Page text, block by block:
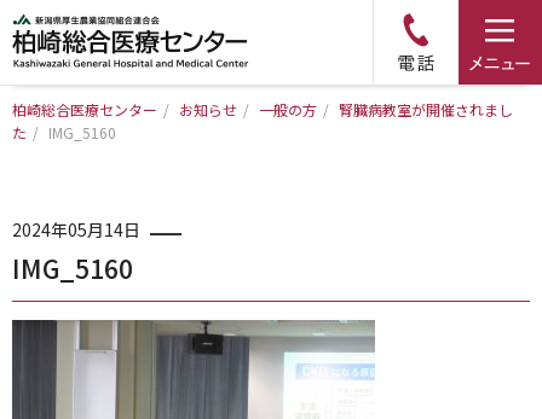
トップページ
診療科・部門のご案内
アクセス
柏崎総合医療センター / お知らせ / 一般の方 / 腎臓病教室が開催されまし
た / IMG_5160
2024年05月14日
IMG_5160